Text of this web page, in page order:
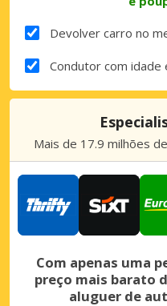
Devolver carro no
Condutor com
Mais de 17.9 milhões
Com apenas uma
preço mais barato
aluguer de